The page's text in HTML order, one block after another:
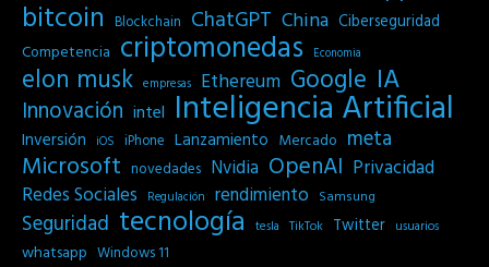
bitcoin Blockchain ChatGPT China Ciberseguridad
Competencia criptomonedas Economia
elon musk empresas Ethereum Google IA
Innovación intel Inteligencia Artificial
Inversión iOS iPhone Lanzamiento Mercado meta
Microsoft novedades Nvidia OpenAI Privacidad
Redes Sociales
Regulación rendimiento Samsung
Seguridad tecnología tesla TikTok Twitter usuarios
whatsapp Windows 11